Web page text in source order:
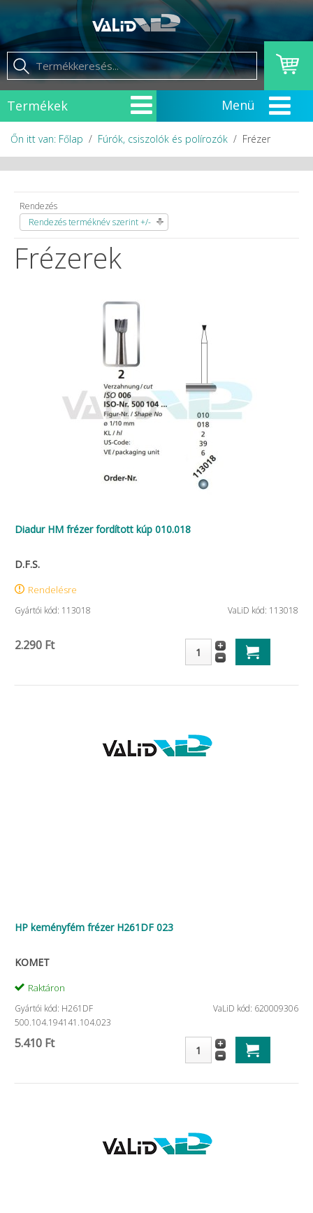
Termékek
Őn itt van: Főlap Fúrók, csiszolók és polírozók Frézer
Rendezés
Rendezés terméknév szerint +/-
Frézerek
Diadur HM frézer fordított kúp 010.018
D.F.S.
Rendelésre
Gyártói kód: 113018 VaLiD kód: 113018
2.290 Ft
HP keményfém frézer H261DF 023
KOMET
Raktáron
Gyártói kód: H261DF
500.104.194141.104.023
VaLiD kód: 620009306
5.410 Ft